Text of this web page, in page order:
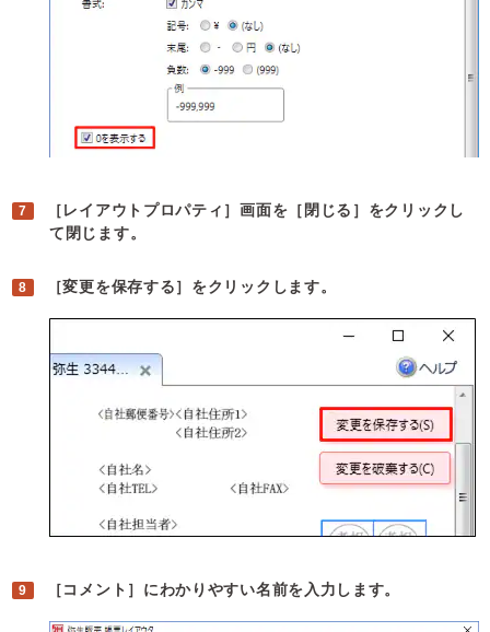
［レイアウトプロパティ］画面を［閉じる］をクリックし
て閉じます。
［変更を保存する］をクリックします。
［コメント］にわかりやすい名前を入力します。